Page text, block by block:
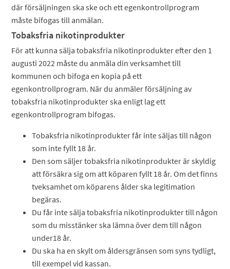
där försäljningen ska ske och ett egenkontrollprogram
måste bifogas till anmälan.
Tobaksfria nikotinprodukter
För att kunna sälja tobaksfria nikotinprodukter efter den 1
augusti 2022 måste du anmäla din verksamhet till
kommunen och bifoga en kopia på ett
egenkontrollprogram. När du anmäler försäljning av
tobaksfria nikotinprodukter ska enligt lag ett
egenkontrollprogram bifogas.
Tobaksfria nikotinprodukter får inte säljas till någon
som inte fyllt 18 år.
Den som säljer tobaksfria nikotinprodukter är skyldig
att försäkra sig om att köparen fyllt 18 år. Om det finns
tveksamhet om köparens ålder ska legitimation
begäras.
Du får inte sälja tobaksfria nikotinprodukter till någon
som du misstänker ska lämna över dem till någon
under18 år.
Du ska ha en skylt om åldersgränsen som syns tydligt,
till exempel vid kassan.